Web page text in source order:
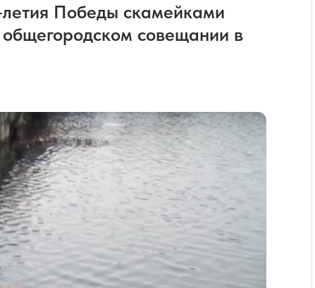
Победы скамейками
совещании в